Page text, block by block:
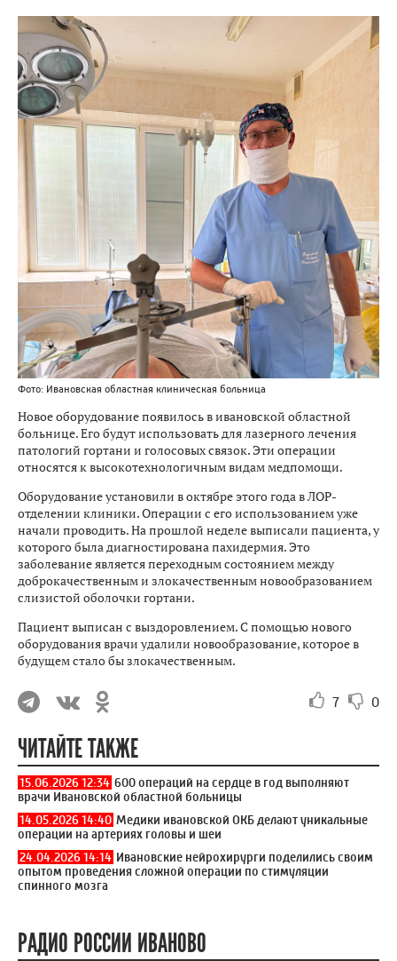
Фото: Ивановская областная клиническая больница
Новое оборудование появилось в ивановской областной
больнице. Его будут использовать для лазерного лечения
патологий гортани и голосовых связок. Эти операции
относятся к высокотехнологичным видам медпомощи.
Оборудование установили в октябре этого года в ЛОР-
отделении клиники. Операции с его использованием уже
начали проводить. На прошлой неделе выписали пациента, у
которого была диагностирована пахидермия. Это
заболевание является переходным состоянием между
доброкачественным и злокачественным новообразованием
слизистой оболочки гортани.
Пациент выписан с выздоровлением. С помощью нового
оборудования врачи удалили новообразование, которое в
будущем стало бы злокачественным.
7 0
ЧИТАЙТЕ ТАКЖЕ
15.06.2026 12:34 600 операций на сердце в год выполняют
врачи Ивановской областной больницы
14.05.2026 14:40 Медики ивановской ОКБ делают уникальные
операции на артериях головы и шеи
24.04.2026 14:14 Ивановские нейрохирурги поделились своим
опытом проведения сложной операции по стимуляции
спинного мозга
РАДИО РОССИИ ИВАНОВО